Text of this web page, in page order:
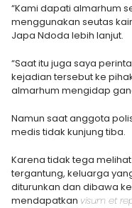
“Kami dapati almarhum
menggunakan seutas
Japa Ndoda lebih lanjut.
“Saat itu juga saya
kejadian tersebut ke
almarhum mengidap
Namun saat anggota
medis tidak kunjung tiba.
Karena tidak tega
tergantung, keluarga
diturunkan dan dibawa
mendapatkan visum et